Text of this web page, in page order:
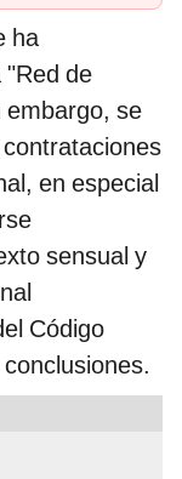
ha
"Red de
embargo, se
en especial
sensual y
Código